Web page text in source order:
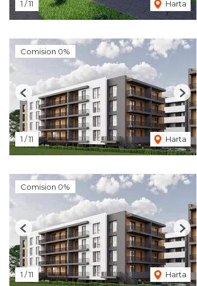
1 /11 Harta
Comision 0%
1 /11 Harta
Previous Next
Comision 0%
1 /11 Harta
Previous Next